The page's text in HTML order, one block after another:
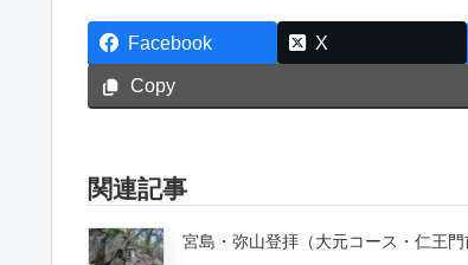
Facebook X
Copy
関連記事
宮島・弥山登拝（大元コース・仁王門